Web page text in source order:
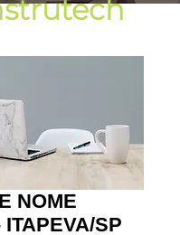
NOME
ITAPEVA/SP